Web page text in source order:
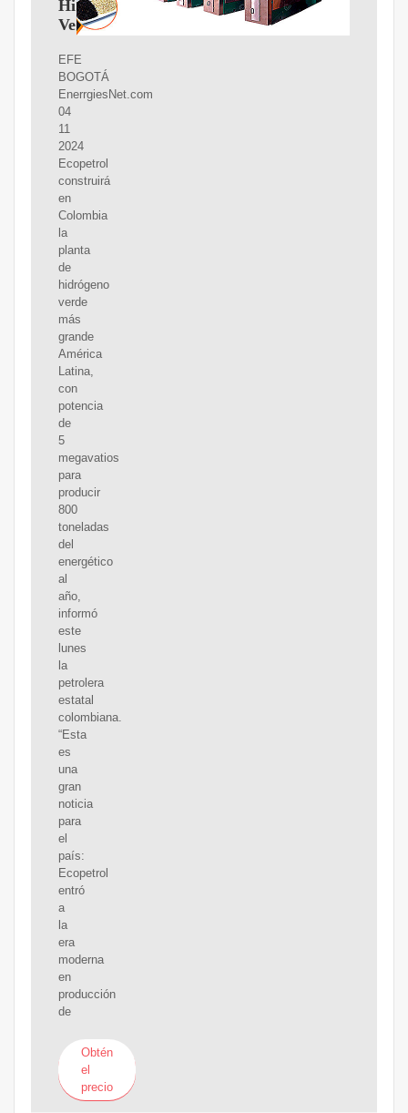
Hidrógeno
Verde
EFE
BOGOTÁ
EnerrgiesNet.com
04
11
2024
Ecopetrol
construirá
en
Colombia
la
planta
de
hidrógeno
verde
más
grande
América
Latina,
con
potencia
de
5
megavatios
para
producir
800
toneladas
del
energético
al
año,
informó
este
lunes
la
petrolera
estatal
colombiana.
“Esta
es
una
gran
noticia
para
el
país:
Ecopetrol
entró
a
la
era
moderna
en
producción
de
Obtén
el
precio